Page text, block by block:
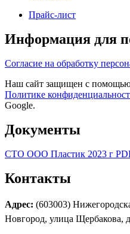
Прайс-лист
Информация для
Согласие на обработку
Наш сайт защищен с помощью
Политике
Google.
Документы
СТО ООО Пластик 2023 г
Контакты
Адрес: (603003)
Новгород, улица Щербакова,